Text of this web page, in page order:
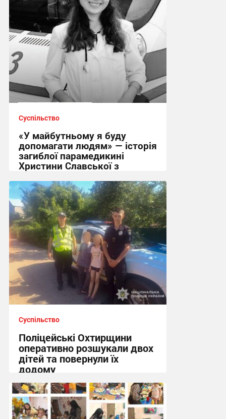
Суспільство
«У майбутньому я буду
допомагати людям» — історія
загиблої парамедикині
Христини Славської з
21:32 вчора
Суспільство
Поліцейські Охтирщини
оперативно розшукали двох
дітей та повернули їх
додому
10:19, 5.08.2026